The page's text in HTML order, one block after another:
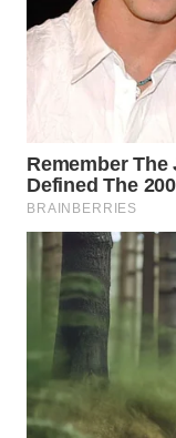
WN
PRIANGAN
TIMUR
SEMARANG
WN
SOLO
WN
BOROBUDUR
WN
MADURA